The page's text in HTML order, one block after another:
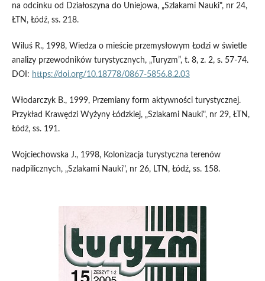
na odcinku od Działoszyna do Uniejowa, „Szlakami Nauki", nr 24,
ŁTN, Łódź, ss. 218.
Wiluś R., 1998, Wiedza o mieście przemysłowym Łodzi w świetle
analizy przewodników turystycznych, „Turyzm”, t. 8, z. 2, s. 57-74.
DOI: https://doi.org/10.18778/0867-5856.8.2.03
Włodarczyk B., 1999, Przemiany form aktywności turystycznej.
Przykład Krawędzi Wyżyny Łódzkiej, „Szlakami Nauki", nr 29, ŁTN,
Łódź, ss. 191.
Wojciechowska J., 1998, Kolonizacja turystyczna terenów
nadpilicznych, „Szlakami Nauki", nr 26, LTN, Łódź, ss. 158.